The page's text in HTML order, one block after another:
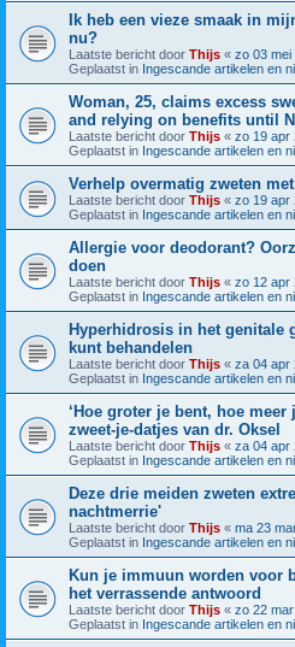
Ik heb een vieze smaak in
nu?
Laatste bericht door Thijs « zo 03 mei
Geplaatst in Ingescande artikelen en
Woman, 25, claims excess
and relying on benefits until
Laatste bericht door Thijs « zo 19 apr
Geplaatst in Ingescande artikelen en
Verhelp overmatig zweten
Laatste bericht door Thijs « zo 19 apr
Geplaatst in Ingescande artikelen en
Allergie voor deodorant?
doen
Laatste bericht door Thijs « zo 12 apr
Geplaatst in Ingescande artikelen en
Hyperhidrosis in het genitale
kunt behandelen
Laatste bericht door Thijs « za 04 apr
Geplaatst in Ingescande artikelen en
‘Hoe groter je bent, hoe meer
zweet-je-datjes van dr. Oksel
Laatste bericht door Thijs « za 04 apr
Geplaatst in Ingescande artikelen en
Deze drie meiden zweten
nachtmerrie'
Laatste bericht door Thijs « ma 23
Geplaatst in Ingescande artikelen en
Kun je immuun worden voor
het verrassende antwoord
Laatste bericht door Thijs « zo 22
Geplaatst in Ingescande artikelen en